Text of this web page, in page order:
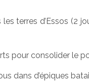
terres d’Essos (2
pour consolider le
dans d’épiques